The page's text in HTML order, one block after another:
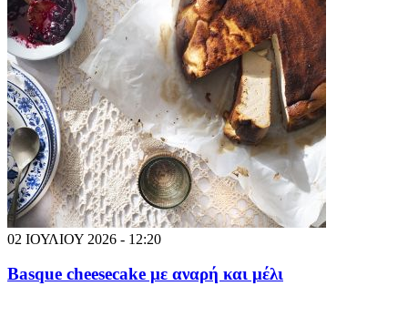
02 ΙΟΥΛΙΟΥ 2026 - 12:20
Basque cheesecake με αναρή και μέλι